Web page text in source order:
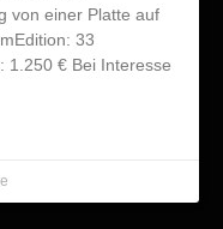
von einer Platte auf
33
1.250 € Bei Interesse